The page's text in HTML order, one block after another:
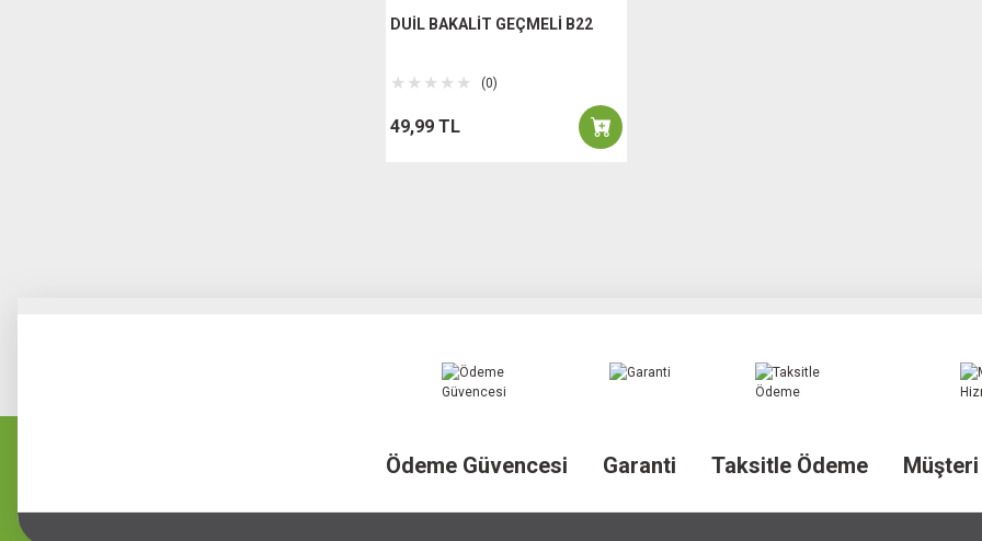
DUİL BAKALİT GEÇMELİ B22
(0)
49,99 TL
Ödeme Güvencesi Garanti Taksitle Ödeme